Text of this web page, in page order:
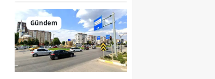
Gündem